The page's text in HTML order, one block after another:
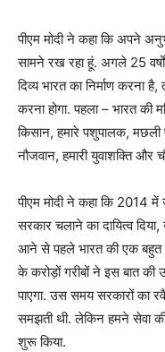
पीएम मोदी ने कहा कि अपने
सामने रख रहा हूं. अगले 25
दिव्य भारत का निर्माण
करना होगा. पहला – भारत की
किसान, हमारे पशुपालक, मछली
नौजवान, हमारी युवाशक्ति और
पीएम मोदी ने कहा कि 2014 में
सरकार चलाने का दायित्व
आने से पहले भारत की एक बहुत
के करोड़ों गरीबों ने इस बात की
पाएगा. उस समय सरकारों का
समझती थी. लेकिन हमने सेवा
शुरू किया.